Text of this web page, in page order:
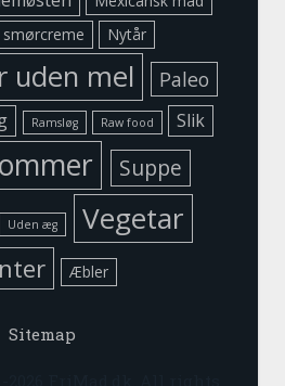
Nytår
uden mel Paleo
Ramsløg Raw food Slik
Suppe
Uden æg Vegetar
Æbler
Sitemap